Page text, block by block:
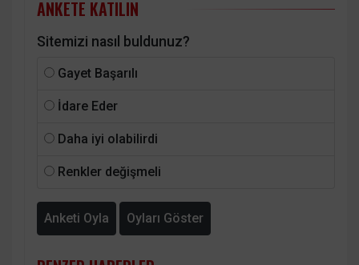
ANKETE KATILIN
Sitemizi nasıl buldunuz?
Gayet Başarılı
İdare Eder
Daha iyi olabilirdi
Renkler değişmeli
Anketi Oyla Oyları Göster